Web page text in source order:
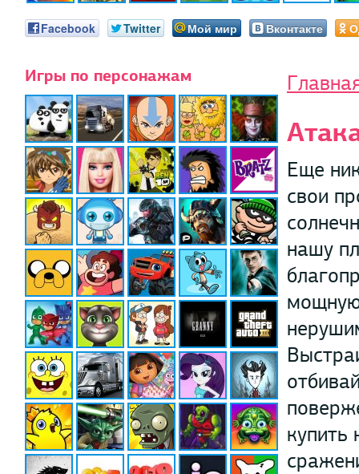
Facebook Twitter Мой мир Вконтакте
Игры по персонажам
Еще
свои
нашу
купить